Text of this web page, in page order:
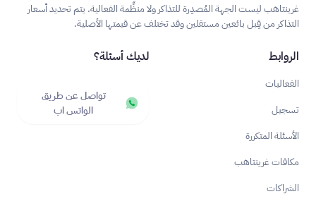
غرينتاهب ليست الجهة المُصدِرة للتذاكر ولا منظِّمة الفعالية. يتم تحديد أسعار
التذاكر من قِبل بائعين مستقلين وقد تختلف عن قيمتها الأصلية.
الروابط
الفعاليات
تسجيل
الأسئلة المتكررة
مكافات غرينتاهب
الشراكات
لديك أسئلة؟
تواصل عن طريق
الواتس اب